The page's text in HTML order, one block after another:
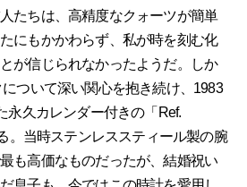
たちは、高精度なクォーツが簡単
にもかかわらず、私が時を刻む化
が信じられなかったようだ。しか
ついて深い関心を抱き続け、1983
永久カレンダー付きの「Ref.
。当時ステンレススティール製の腕
も高価なものだったが、結婚祝い